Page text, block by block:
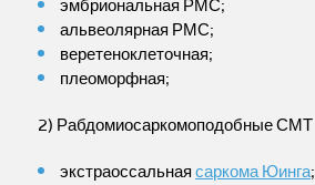
эмбриональная РМС;
альвеолярная РМС;
веретеноклеточная;
плеоморфная;
2) Рабдомиосаркомоподобные СМТ
экстраоссальная саркома Юинга;